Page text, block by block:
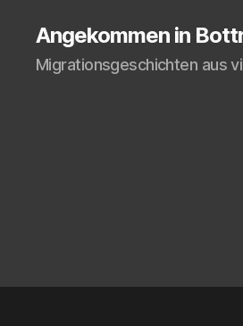
Angekommen in
Migrationsgeschichten aus